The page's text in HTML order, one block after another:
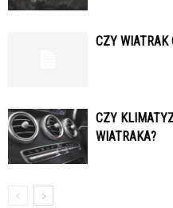
CZY WIATRAK
CZY
WIATRAKA?